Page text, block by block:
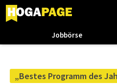
Jobbörse
„Bestes Programm des